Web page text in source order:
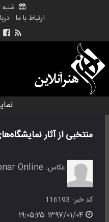
شنبه ۱۷ مرداد ۱۴۰۵
ارتباط با ما
منتخبی از آثار
عکاس:
کد خبر: 116193